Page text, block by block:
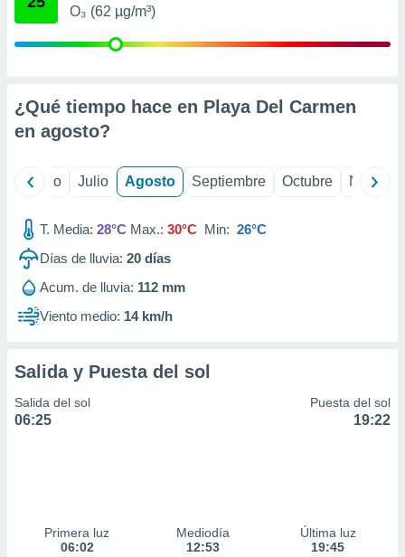
mediante
publicidad
publicidad
1199
O₃ (62 µg/m³)
¿Qué tiempo hace en Playa Del Carmen
en agosto?
Junio Julio Agosto Septiembre Octubre
T. Media: 28°C Max.: 30°C Min: 26°C
Días de lluvia: 20 días
Acum. de lluvia: 112 mm
Viento medio: 14 km/h
Salida y Puesta del sol
Salida del sol
06:25
Puesta del sol
19:22
Primera luz
06:02
Mediodía
12:53
Última luz
19:45